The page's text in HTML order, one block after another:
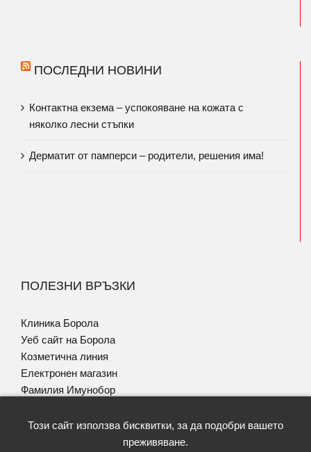
ПОСЛЕДНИ НОВИНИ
Контактна екзема – успокояване на кожата с
няколко лесни стъпки
Дерматит от памперси – родители, решения има!
ПОЛЕЗНИ ВРЪЗКИ
Клиника Борола
Уеб сайт на Борола
Козметична линия
Електронен магазин
Фамилия Имунобор
Този сайт използва бисквитки, за да подобри вашето
преживяване.